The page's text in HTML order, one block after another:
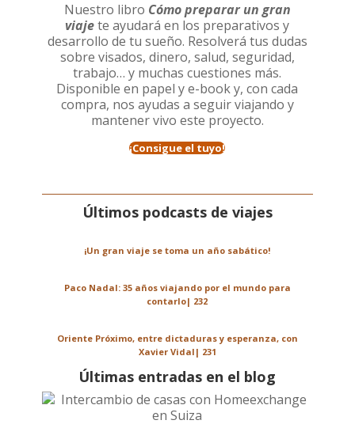
Nuestro libro Cómo preparar un gran
viajete ayudará en los preparativos y
desarrollo de tu sueño. Resolverá tus dudas
sobre visados, dinero, salud, seguridad,
trabajo… y muchas cuestiones más.
Disponible en papel y e-book y, con cada
compra, nos ayudas a seguir viajando y
mantener vivo este proyecto.
¡Consigue el tuyo!
Últimos podcasts de viajes
¡Un gran viaje se toma un año sabático!
Paco Nadal: 35 años viajando por el mundo para
contarlo| 232
Oriente Próximo, entre dictaduras y esperanza, con
Xavier Vidal| 231
Últimas entradas en el blog